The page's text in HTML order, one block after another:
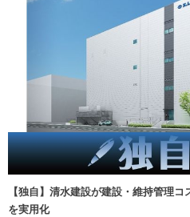
【独自】清水建設が建設・維持管理
を実用化